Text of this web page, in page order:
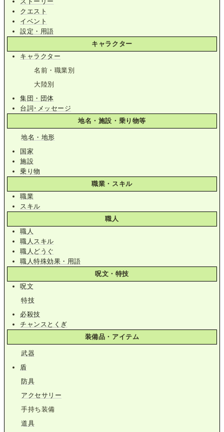
クエスト
イベント
設定・用語
キャラクター
キャラクター
名前・職業別
大陸別
集団・団体
台詞･メッセージ
地名・施設・乗り物等
地名・地形
国家
施設
乗り物
職業・スキル
職業
スキル
職人
職人
職人スキル
職人どうぐ
職人特殊効果・用語
呪文・特技
呪文
特技
必殺技
チャンスとくぎ
装備品・アイテム
武器
盾
防具
アクセサリー
手持ち装備
道具